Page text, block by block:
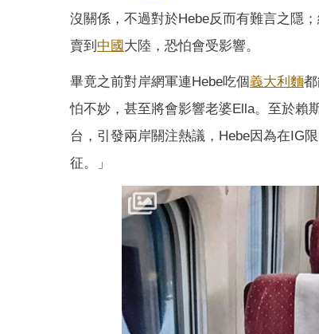
沒關係，不過對於Hebe反而有難言之隱
賣到 中國大陸，恐怕會受影響。
畢竟之前對岸網軍連Hebe吃個義大利麵
怕不妙，甚至將會影響老婆Ella。至於賴
台，引發兩岸關注熱議，Hebe因為在IG
征。」